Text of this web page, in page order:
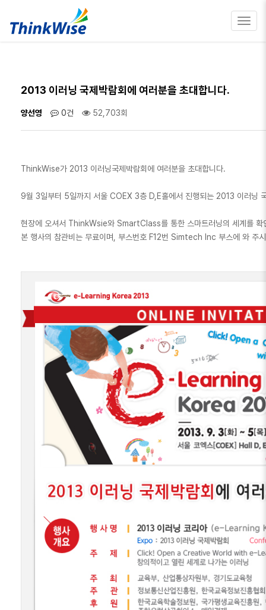
2013 이러닝 국제박람회에 여러분을 초대합니다.
양선영 0건 52,703회
ThinkWise가 2013 이러닝국제박람회에 여러분을 초대합니다.
9월 3일부터 5일까지 서울 COEX 3층 D,E홀에서 진행되는 2013 이러닝
현장에 오셔서 ThinkWsie와 SmartClass를 통한 스마트러닝의 세계를 확
본 행사의 참관비는 무료이며, 부스번호 F12번 Simtech Inc 부스에 와 주